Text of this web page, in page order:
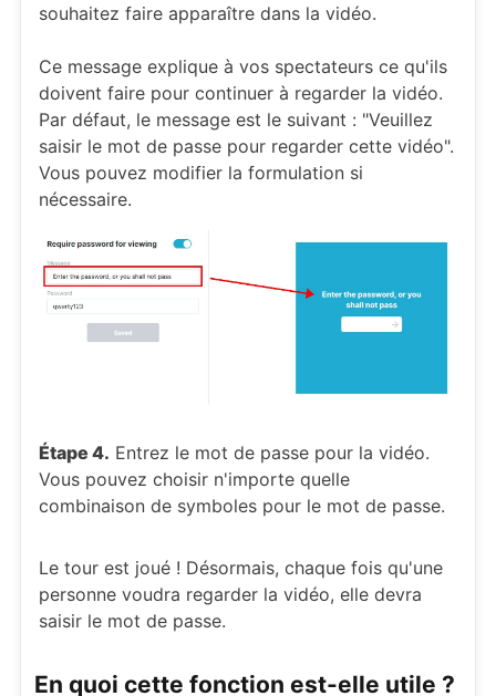
souhaitez faire apparaître dans la vidéo.
Ce message explique à vos spectateurs ce qu'ils
doivent faire pour continuer à regarder la vidéo.
Par défaut, le message est le suivant : "Veuillez
saisir le mot de passe pour regarder cette vidéo".
Vous pouvez modifier la formulation si
nécessaire.
Étape 4. Entrez le mot de passe pour la vidéo.
Vous pouvez choisir n'importe quelle
combinaison de symboles pour le mot de passe.
Le tour est joué ! Désormais, chaque fois qu'une
personne voudra regarder la vidéo, elle devra
saisir le mot de passe.
En quoi cette fonction est-elle utile ?